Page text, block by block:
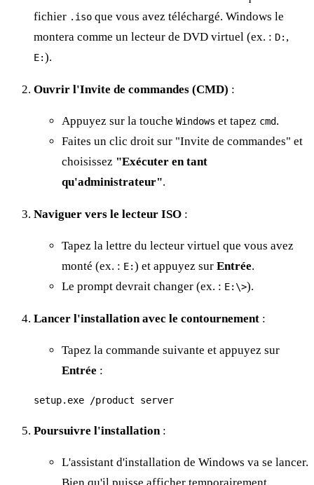
fichier .iso que vous avez téléchargé. Windows le
montera comme un lecteur de DVD virtuel (ex. : D: ,
E:).
Ouvrir l'Invite de commandes (CMD) :
Appuyez sur la touche Windows et tapez cmd.
Faites un clic droit sur "Invite de commandes" et
choisissez "Exécuter en tant
qu'administrateur".
Naviguer vers le lecteur ISO :
Tapez la lettre du lecteur virtuel que vous avez
monté (ex. : E:) et appuyez sur Entrée.
Le prompt devrait changer (ex. : E:\>).
Lancer l'installation avec le contournement :
Tapez la commande suivante et appuyez sur
Entrée :
Poursuivre l'installation:
L'assistant d'installation de Windows va se lancer.